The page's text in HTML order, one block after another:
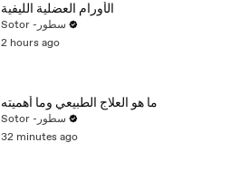
الأورام العضلية الليفية
Sotor -سطور
2 hours ago
ما هو العلاج الطبيعي وما أهميته
Sotor -سطور
32 minutes ago